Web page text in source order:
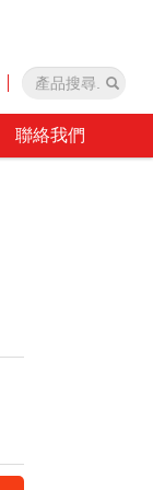
聯絡我們